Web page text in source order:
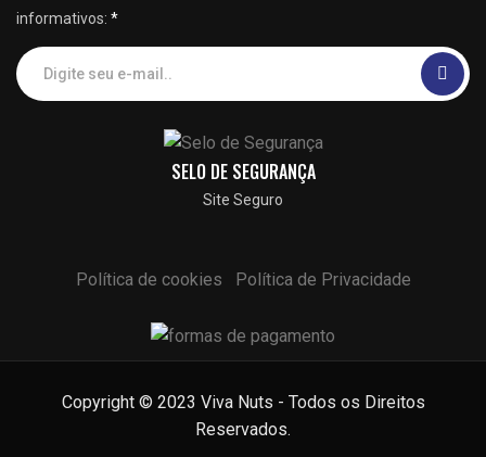
informativos: *
SELO DE SEGURANÇA
Site Seguro
Política de cookies Política de Privacidade
Copyright © 2023 Viva Nuts - Todos os Direitos
Reservados.